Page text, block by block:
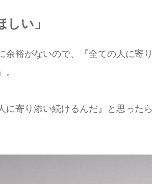
しい」
余裕がないので、『全ての人に寄
に寄り添い続けるんだ』と思った